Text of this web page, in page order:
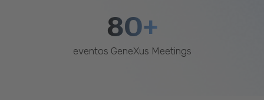
80+
eventos GeneXus Meetings